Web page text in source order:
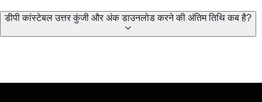
डीपी कांस्टेबल उत्तर कुंजी और अंक डाउनलोड करने की अंतिम तिथि कब है?